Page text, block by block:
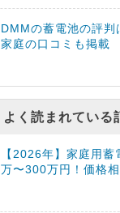
DMMの蓄電池の評判
家庭の口コミも掲載
よく読まれている
【2026年】家庭用
万〜300万円！価格